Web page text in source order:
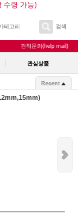
수령 가능)
테고리 검색
견적문의(help mail)
관심상품
Recent